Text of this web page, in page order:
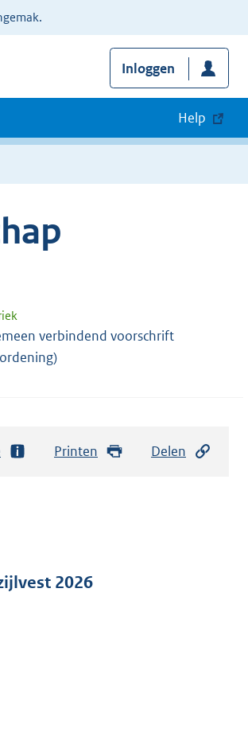
Inloggen
Help
verbindend voorschrift
Printen Delen
2026